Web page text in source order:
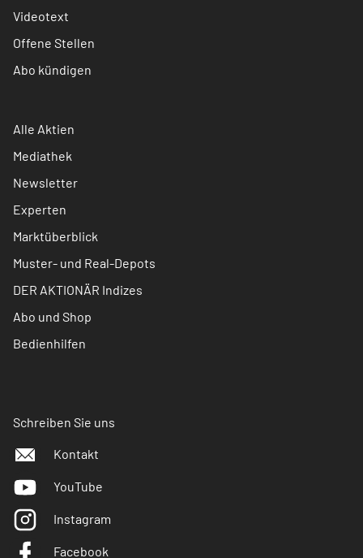
Videotext
Offene Stellen
Abo kündigen
Alle Aktien
Mediathek
Newsletter
Experten
Marktüberblick
Muster- und Real-Depots
DER AKTIONÄR Indizes
Abo und Shop
Bedienhilfen
Schreiben Sie uns
Kontakt
YouTube
Instagram
Facebook